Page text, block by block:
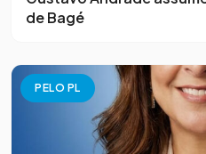
de Bagé
PELO PL